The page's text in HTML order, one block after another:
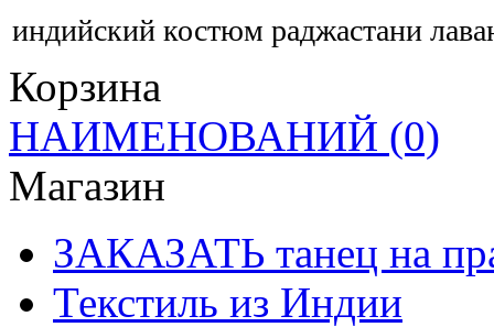
индийский костюм раджастани
Корзина
НАИМЕНОВАНИЙ (0)
Магазин
ЗАКАЗАТЬ танец на
Текстиль из Индии